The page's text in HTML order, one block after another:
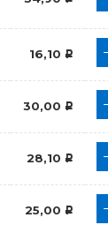
16,10 Р
30,00 Р
28,10 Р
25,00 Р